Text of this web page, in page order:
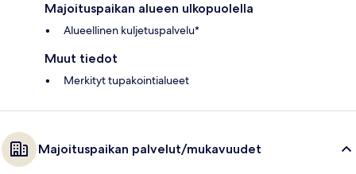
Majoituspaikan alueen ulkopuolella
Alueellinen kuljetuspalvelu*
Muut tiedot
Merkityt tupakointialueet
Majoituspaikan palvelut/mukavuudet